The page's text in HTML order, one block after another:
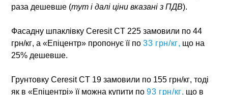
раза дешевше (тут і далі ціни вказані з ПДВ).
Фасадну шпаклівку Ceresit CT 225 замовили по44
грн/кг, а «Епіцентр» пропонує її по33 грн/кг, що на
25% дешевше.
Грунтовку Ceresit CT 19 замовили по 155 грн/кг, тоді
як в «Епіцентрі» її можна купити по93 грн/кг, що в